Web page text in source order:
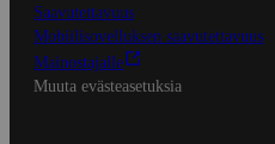
Saavutettavuus
Mobiilisovelluksen saavutettavuus
Mainostajalle
Muuta evästeasetuksia